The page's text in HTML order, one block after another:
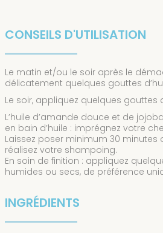
CONSEILS D'UTILISATION
Le matin et/ou le soir après le
délicatement quelques gouttes
Le soir, appliquez quelques gouttes
L’huile d’amande douce et de
en bain d’huile : imprégnez votre
Laissez poser minimum 30
réalisez votre shampoing.
En soin de finition : appliquez
humides ou secs, de préférence
INGRÉDIENTS